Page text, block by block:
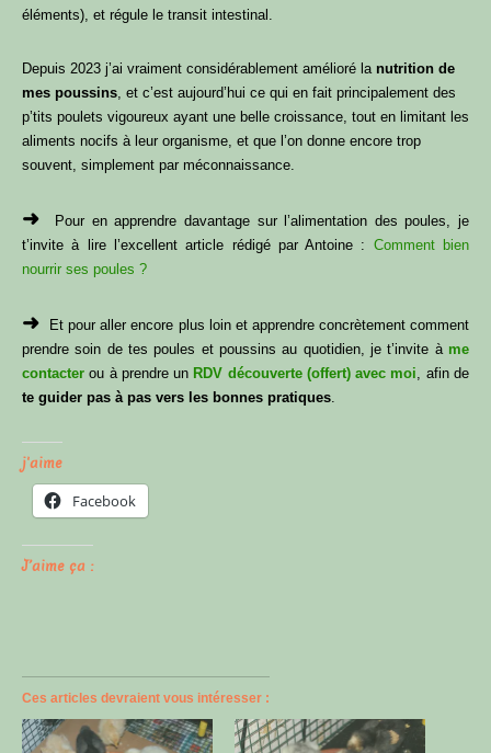
éléments), et régule le transit intestinal.
Depuis 2023 j’ai vraiment considérablement amélioré la nutrition de
mes poussins , et c’est aujourd’hui ce qui en fait principalement des
p’tits poulets vigoureux ayant une belle croissance, tout en limitant les
aliments nocifs à leur organisme, et que l’on donne encore trop
souvent, simplement par méconnaissance.
➜
Pour en apprendre davantage sur l’alimentation des poules, je
t’invite à lire l’excellent article rédigé par Antoine : Comment bien
nourrir ses poules ?
➜
Et pour aller encore plus loin et apprendre concrètement comment
prendre soin de tes poules et poussins au quotidien, je t’invite à me
contacter ou à prendre un RDV découverte (offert) avec moi , afin de
te guider pas à pas vers les bonnes pratiques
j'aime
Facebook
J’aime ça :
Ces articles devraient vous intéresser :